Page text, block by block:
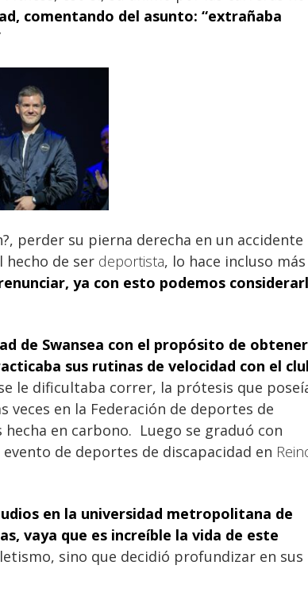
comentando del asunto: “extrañaba
perder su pierna derecha en un accidente
de ser deportista, lo hace incluso más
ya con esto podemos
de Swansea con el propósito de obtener
sus rutinas de velocidad con el
le dificultaba correr, la prótesis que
en la Federación de deportes de
en carbono. Luego se graduó con
de deportes de discapacidad en
en la universidad metropolitana de
vaya que es increíble la vida de este
sino que decidió profundizar en sus